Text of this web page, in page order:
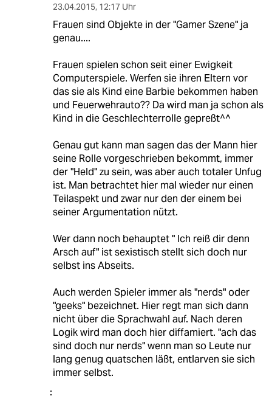
23.04.2015, 12:17 Uhr
Frauen sind Objekte in der "Gamer Szene" ja
genau....
Frauen spielen schon seit einer Ewigkeit
Computerspiele. Werfen sie ihren Eltern vor
das sie als Kind eine Barbie bekommen haben
und Feuerwehrauto?? Da wird man ja schon als
Kind in die Geschlechterrolle gepreßt^^
Genau gut kann man sagen das der Mann hier
seine Rolle vorgeschrieben bekommt, immer
der "Held" zu sein, was aber auch totaler Unfug
ist. Man betrachtet hier mal wieder nur einen
Teilaspekt und zwar nur den der einem bei
seiner Argumentation nützt.
Wer dann noch behauptet " Ich reiß dir denn
Arsch auf" ist sexistisch stellt sich doch nur
selbst ins Abseits.
Auch werden Spieler immer als "nerds" oder
"geeks" bezeichnet. Hier regt man sich dann
nicht über die Sprachwahl auf. Nach deren
Logik wird man doch hier diffamiert. "ach das
sind doch nur nerds" wenn man so Leute nur
lang genug quatschen läßt, entlarven sie sich
immer selbst.